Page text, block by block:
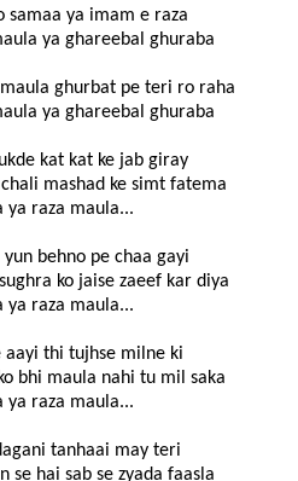
samaa ya imam e raza
ya ghareebal ghuraba
ghurbat pe teri ro raha
ya ghareebal ghuraba
kat kat ke jab giray
mashad ke simt fatema
ya raza maula...
behno pe chaa gayi
ko jaise zaeef kar diya
ya raza maula...
aayi thi tujhse milne ki
bhi maula nahi tu mil saka
ya raza maula...
tanhaai may teri
se hai sab se zyada faasla